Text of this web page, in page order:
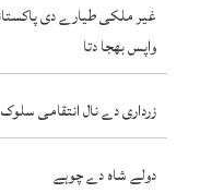
غیر ملکی طیارے دی
واپس بھجا دتا
زرداری دے نال انتقامی
دولے شاہ دے چوہے